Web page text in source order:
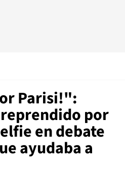
Parisi!":
por
en debate
ayudaba a